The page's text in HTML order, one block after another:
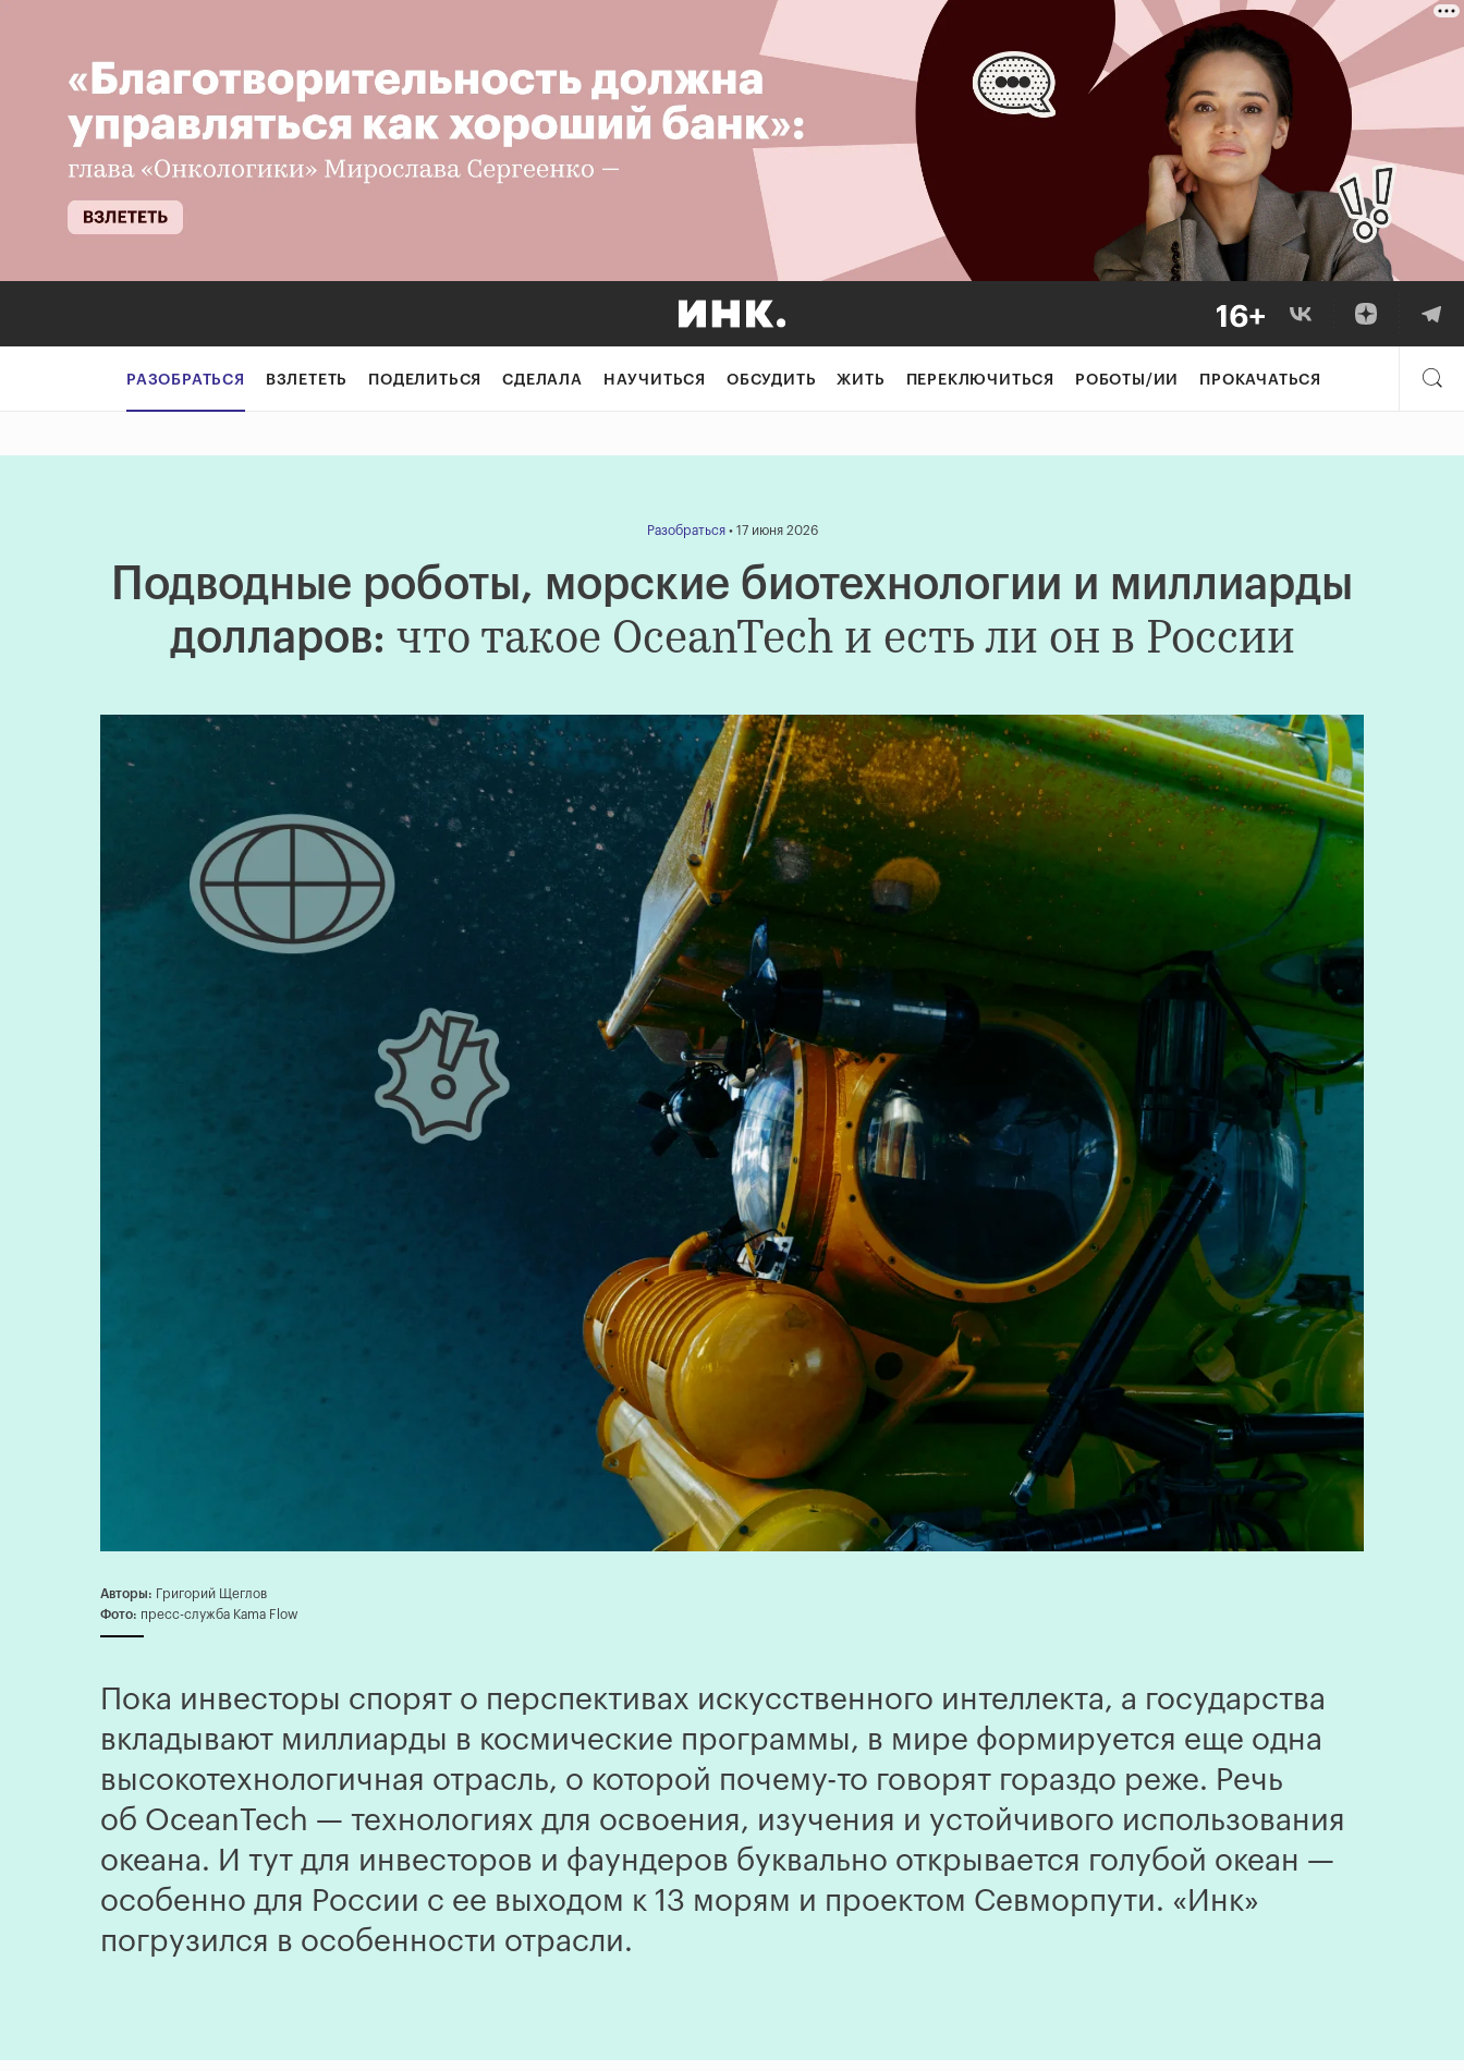
Подводные роботы, морские биотехнологии и
РАЗОБРАТЬСЯ ВЗЛЕТЕТЬ ПОДЕЛИТЬСЯ СДЕЛАЛА НАУЧИТЬСЯ ОБСУДИТЬ ЖИТЬ ПЕРЕКЛЮЧИТЬСЯ РОБОТЫ/ИИ ПРОКАЧАТЬСЯ
Разобраться• 17 июня 2026
Подводные роботы, морские биотехнологии и миллиарды
долларов: что такое OceanTech и есть ли он в России
Авторы: Григорий Щеглов
Фото: пресс-служба Kama Flow
Пока инвесторы спорят о перспективах искусственного интеллекта, а государства
вкладывают миллиарды в космические программы, в мире формируется еще одна
высокотехнологичная отрасль, о которой почему-то говорят гораздо реже. Речь
об OceanTech — технологиях для освоения, изучения и устойчивого использования
океана. И тут для инвесторов и фаундеров буквально открывается голубой океан —
особенно для России с ее выходом к 13 морям и проектом Севморпути. «Инк»
погрузился в особенности отрасли.